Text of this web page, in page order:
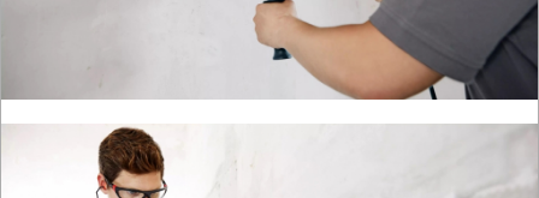
wielofunkcyjne
wiertarki
ręczne